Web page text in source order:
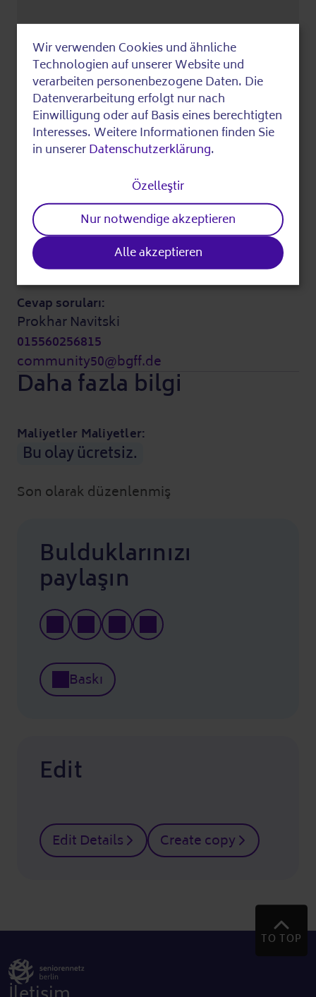
Google Maps Show in Google Maps
Kim
Projekt "Community 50plus in Spandau"
BGFF e.V.
Desteklenenler:
Spandau District Office of Berlin
Cevap soruları:
Prokhar Navitski
015560256815
community50@bgff.de
Daha fazla bilgi
Maliyetler Maliyetler:
Bu olay ücretsiz.
Son olarak düzenlenmiş
Bulduklarınızı
paylaşın
Baskı
Edit
Edit Details Create copy
TO TOP
Use
of
personal
data
and
Wir verwenden Cookies und ähnliche
Technologien auf unserer Website und
verarbeiten personenbezogene Daten. Die
Datenverarbeitung erfolgt nur nach
Einwilligung oder auf Basis eines berechtigten
Interesses. Weitere Informationen finden Sie
in unsererDatenschutzerklärung.
Özelleştir
Nur notwendige akzeptieren
Alle akzeptieren